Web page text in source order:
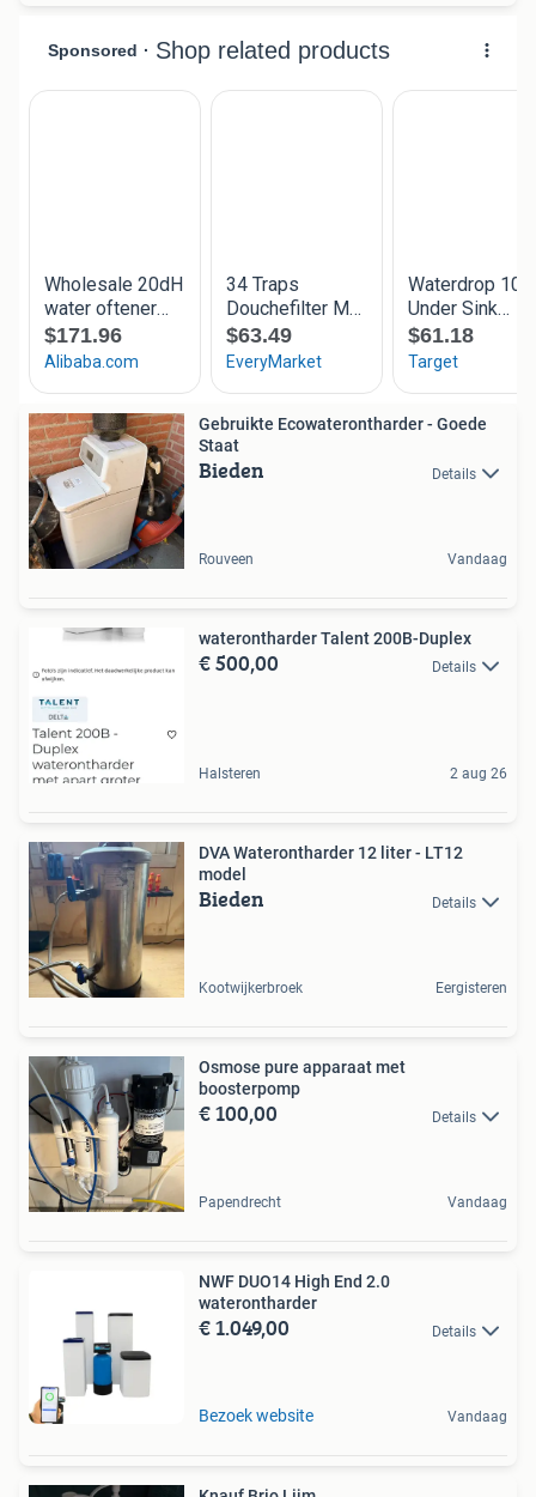
Gebruikte Ecowaterontharder - Goede
Staat
Bieden Details
Rouveen Vandaag
waterontharder Talent 200B-Duplex
€ 500,00 Details
Halsteren 2 aug 26
DVA Waterontharder 12 liter - LT12
model
Bieden Details
Kootwijkerbroek Eergisteren
Osmose pure apparaat met
boosterpomp
€ 100,00 Details
Papendrecht Vandaag
NWF DUO14 High End 2.0
waterontharder
€ 1.049,00 Details
Bezoek website Vandaag